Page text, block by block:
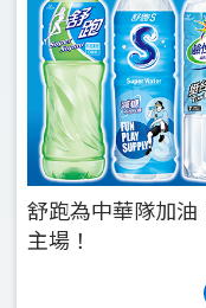
舒跑為中華隊加油
主場！